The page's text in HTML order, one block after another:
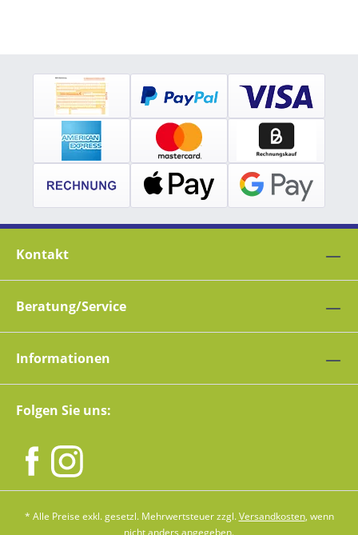
Kontakt
Beratung/Service
Informationen
Folgen Sie uns:
* Alle Preise exkl. gesetzl. Mehrwertsteuer zzgl.Versandkosten, wenn
nicht anders angegeben.